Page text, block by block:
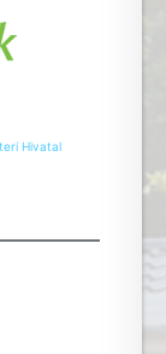
Hivatal